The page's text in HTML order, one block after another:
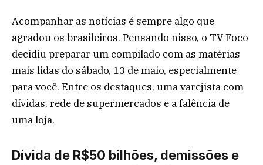
Acompanhar as notícias é sempre algo que
agradou os brasileiros. Pensando nisso, o TV Foco
decidiu preparar um compilado com as matérias
mais lidas do sábado, 13 de maio, especialmente
para você. Entre os destaques, uma varejista com
dívidas, rede de supermercados e a falência de
uma loja.
Dívida de R$50 bilhões, demissões e